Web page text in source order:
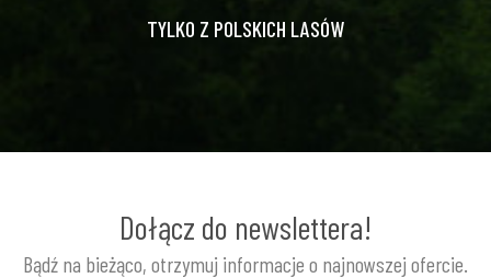
TYLKO Z POLSKICH LASÓW
Dołącz do newslettera!
Bądź na bieżąco, otrzymuj informacje o najnowszej ofercie.